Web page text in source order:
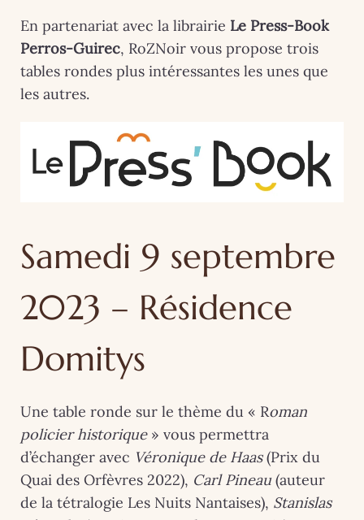
En partenariat avec la librairie Le Press-Book
Perros-Guirec, RoZNoir vous propose trois
tables rondes plus intéressantes les unes que
les autres.
Samedi 9 septembre
2023 – Résidence
Domitys
Une table ronde sur le thème du « Roman
policier historique » vous permettra
d’échanger avec Véronique de Haas(Prix du
Quai des Orfèvres 2022), Carl Pineau(auteur
de la tétralogie Les Nuits Nantaises), Stanislas